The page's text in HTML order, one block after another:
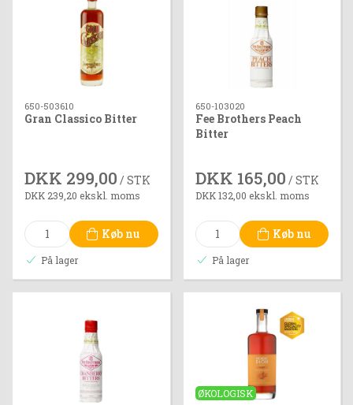
650-503610
Gran Classico Bitter
DKK 299,00 / STK
DKK 239,20 ekskl. moms
Køb nu
På lager
650-103020
Fee Brothers Peach
Bitter
DKK 165,00 / STK
DKK 132,00 ekskl. moms
Køb nu
På lager
ØKOLOGISK